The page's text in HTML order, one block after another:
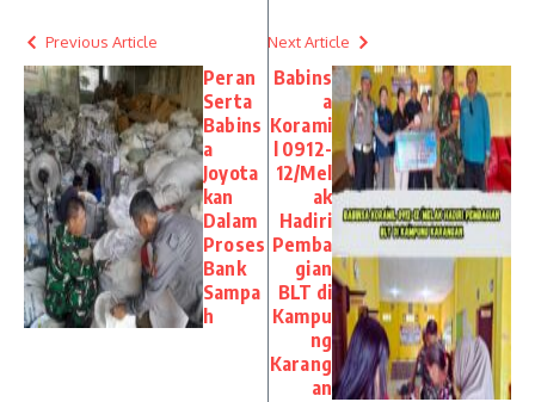
Previous Article
Peran
Serta
Babins
a
Joyota
kan
Dalam
Proses
Bank
Sampa
h
Next Article
Babins
a
Korami
l 0912-
12/Mel
ak
Hadiri
Pemba
gian
BLT di
Kampu
ng
Karang
an